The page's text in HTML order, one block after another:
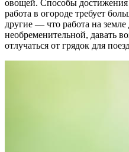
овощей. Способы
работа в огороде требует
другие — что работа на
необременительной, давать
отлучаться от грядок для